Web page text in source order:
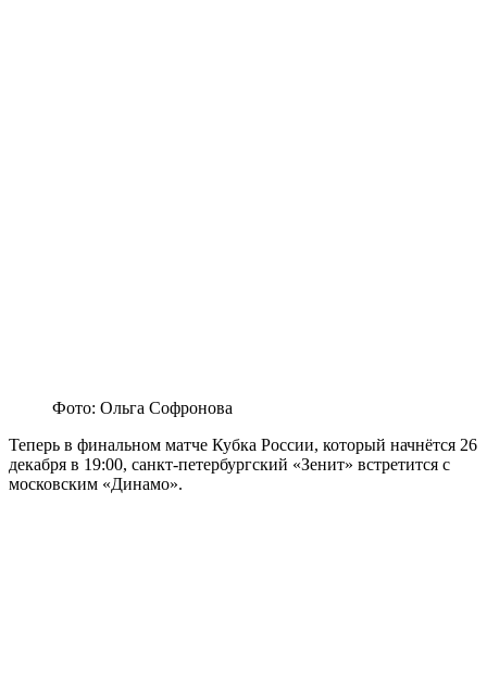
Фото: Ольга Софронова
Теперь в финальном матче Кубка России, который начнётся 26
декабря в 19:00, санкт-петербургский «Зенит» встретится с
московским «Динамо».